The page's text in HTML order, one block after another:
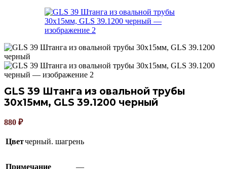
GLS 39 Штанга из овальной трубы
30х15мм, GLS 39.1200 черный
880 ₽
Цветчерный. шагрень
Примечание —